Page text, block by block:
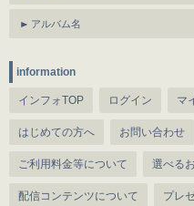
アルバム名
information
インフォTOP ログイン マ
はじめての方へ お問い合わせ
ご利用料金等について 選べる
配信コンテンツについて プレ